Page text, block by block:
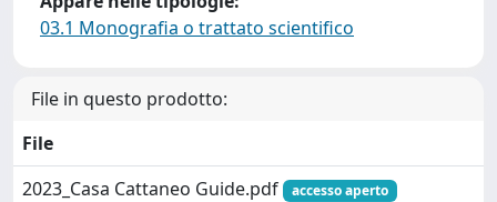
03.1 Monografia o trattato scientifico
File in questo prodotto:
File
2023_Casa Cattaneo Guide.pdf
accesso aperto